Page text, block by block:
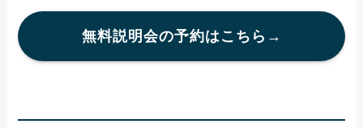
無料説明会の予約はこちら→